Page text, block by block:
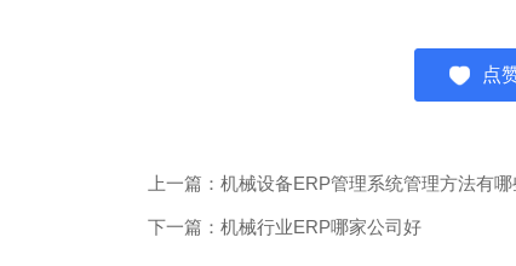
点
上一篇：机械设备ERP管理系统管理方法有
下一篇：机械行业ERP哪家公司好